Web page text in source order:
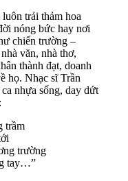
trải thảm hoa
nóng bức hay nơi
chiến trường –
văn, nhà thơ,
thành đạt, doanh
họ. Nhạc sĩ Trần
nhựa sống, day dứt
trầm
trường
tay…”